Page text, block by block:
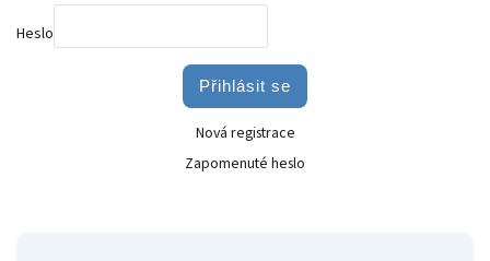
Heslo
Přihlásit se
Nová registrace
Zapomenuté heslo